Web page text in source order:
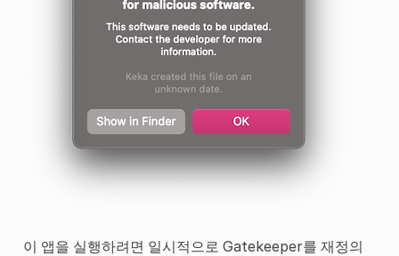
이 앱을 실행하려면 일시적으로 Gatekeeper를 재정의